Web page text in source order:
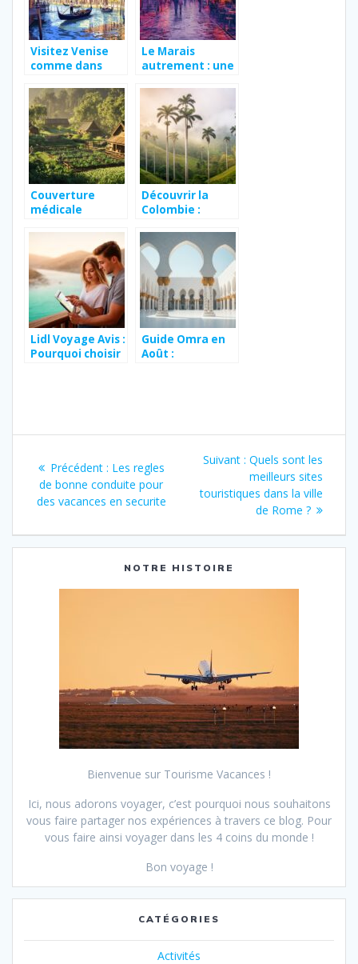
Visitez Venise
comme dans
itineraire et
astuces pour
petits budgets
Le Marais
autrement : une
cœur de
l’histoire
parisienne et ses
cafes litteraires
mythiques
Couverture
médicale
indispensable
pour les
wwoofers
Découvrir la
Colombie :
voyage
inoubliable
Lidl Voyage Avis :
Pourquoi choisir
Guide Omra en
Août :
Sérénité et
Sanitaire
de
l’article
Précédent : Article
précédent
:
Les regles
de bonne conduite pour
des vacances en securite
Suivant : Article
suivant
:
Quels sont les
meilleurs sites
touristiques dans la ville
de Rome ?
NOTRE HISTOIRE
Bienvenue sur Tourisme Vacances !
Ici, nous adorons voyager, c’est pourquoi nous souhaitons
vous faire partager nos expériences à travers ce blog. Pour
vous faire ainsi voyager dans les 4 coins du monde !
Bon voyage !
CATÉGORIES
Activités